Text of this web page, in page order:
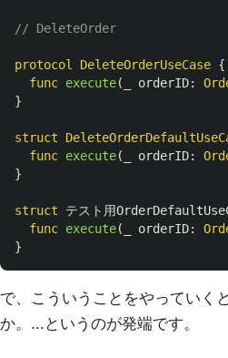
// DeleteOrder
protocol DeleteOrderUseCase {
func execute( orderID:
}
struct
func execute( orderID:
}
struct テスト用
func execute( orderID:
}
で、こういうことをやっていく
か。...というのが発端です。